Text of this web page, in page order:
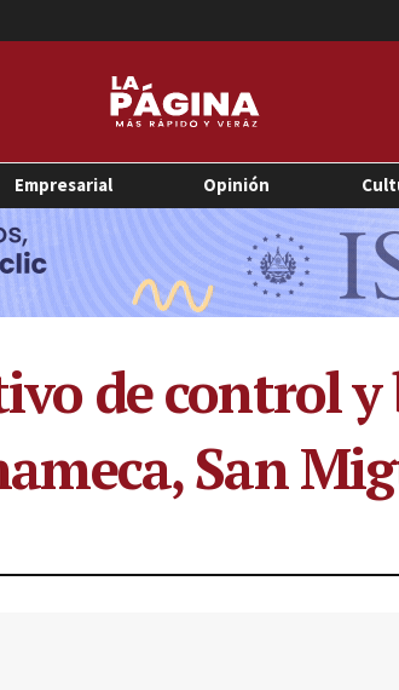
Empresarial Opinión
de control y
San